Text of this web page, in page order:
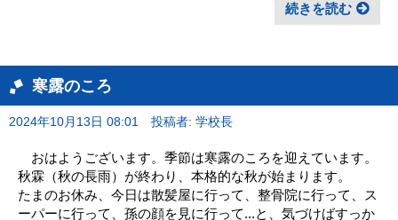
続きを読む
寒露のころ
2024年10月13日 08:01 投稿者: 学校長
おはようございます。季節は寒露のころを迎えています。
秋霖（秋の長雨）が終わり、本格的な秋が始まります。
たまのお休み、今日は散髪屋に行って、整骨院に行って、ス
ーパーに行って、孫の顔を見に行って...と、気づけばすっか